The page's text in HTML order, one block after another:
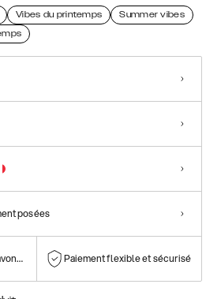
Vibes du printemps
Summer vibes
posées
la réponse !Paiement flexible et sécurisé